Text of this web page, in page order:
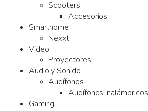
Scooters
Accesorios
Smarthome
Nexxt
Video
Proyectores
Audio y Sonido
Audífonos
Audífonos Inalámbricos
Gaming